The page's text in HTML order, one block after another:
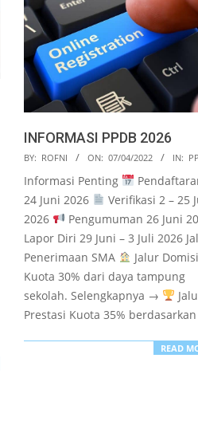
INFORMASI PPDB 2026
2022-
04-
07
BY: ROFNI ON: 07/04/2022 IN:
Informasi Penting
24 Juni 2026
Verifikasi 2 – 25
2026
Pengumuman 26 Juni
Lapor Diri 29 Juni – 3 Juli 2026
Penerimaan SMA
Jalur
Kuota 30% dari daya tampung
sekolah. Selengkapnya →
Prestasi Kuota 35% berdasarkan
READ